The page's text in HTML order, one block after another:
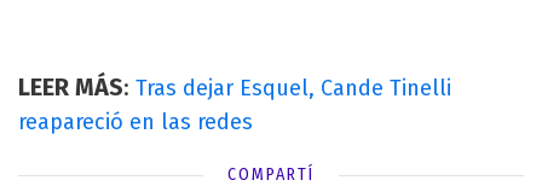
LEER MÁS: Tras dejar Esquel, Cande Tinelli
reapareció en las redes
COMPARTÍ